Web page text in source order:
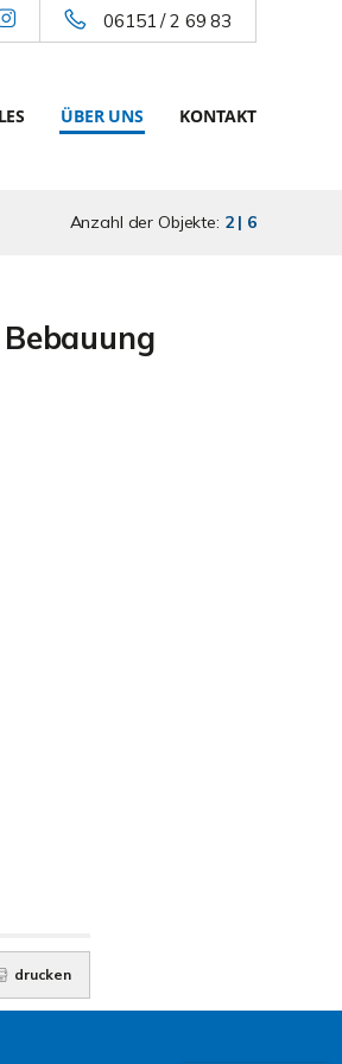
06151 / 2 69 83
ÜBER UNS KONTAKT
Anzahl der Objekte: 2 | 6
drucken